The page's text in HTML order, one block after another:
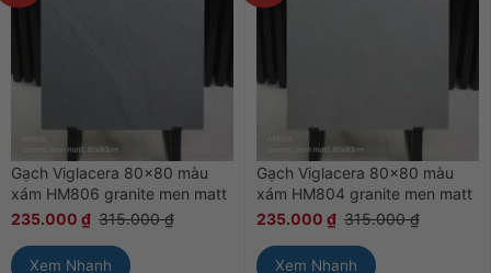
Gạch Viglacera 80×80 màu
xám HM806 granite men matt
235.000 ₫ 315.000₫
Xem Nhanh
Gạch Viglacera 80×80 màu
xám HM804 granite men matt
235.000 ₫ 315.000₫
Xem Nhanh